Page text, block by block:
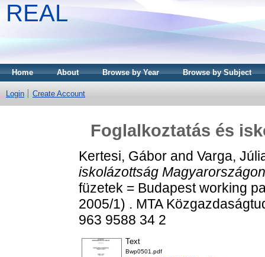
REAL
Home About Browse by Year Browse by Subject
Login Create Account
Foglalkoztatás és
Kertesi, Gábor and Varga,
iskolázottság
füzetek = Budapest working
2005/1) . MTA
963 9588 34 2
Text
Bwp0501.pdf